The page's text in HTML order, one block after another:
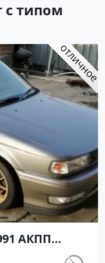
с типом
АКПП